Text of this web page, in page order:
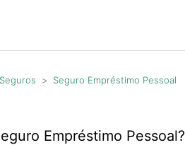
Seguros Seguro Empréstimo Pessoal
Empréstimo Pessoal?